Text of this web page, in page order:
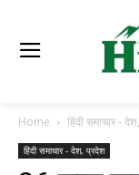
Home हिंदी समाचार -
हिंदी समाचार - देश, प्रदेश